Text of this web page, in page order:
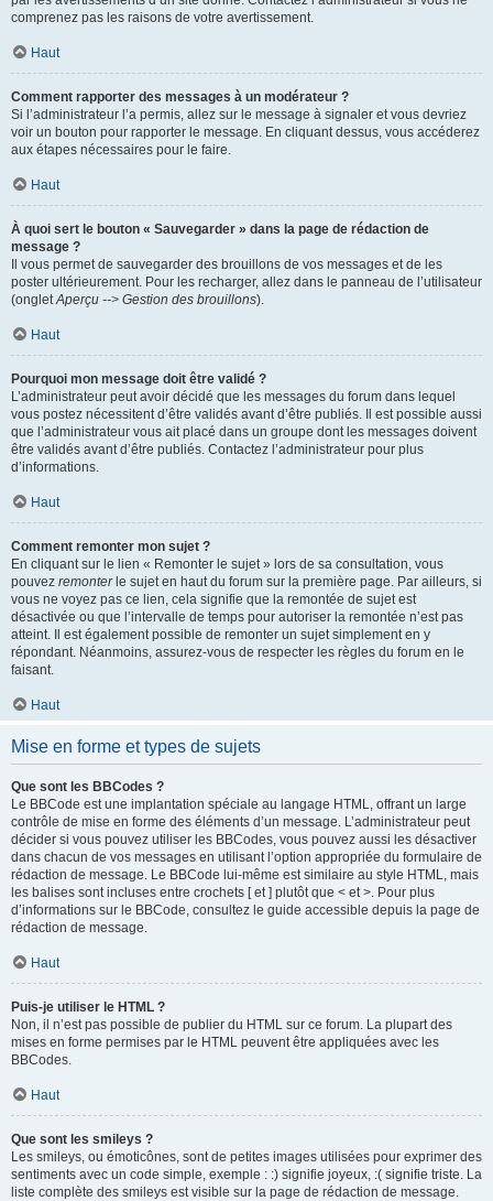
comprenez pas les raisons de votre avertissement.
Haut
Comment rapporter des messages à un modérateur ?
Si l’administrateur l’a permis, allez sur le message à signaler et vous devriez
voir un bouton pour rapporter le message. En cliquant dessus, vous accéderez
aux étapes nécessaires pour le faire.
Haut
À quoi sert le bouton « Sauvegarder » dans la page de rédaction de
message ?
Il vous permet de sauvegarder des brouillons de vos messages et de les
poster ultérieurement. Pour les recharger, allez dans le panneau de l’utilisateur
(ongletAperçu --> Gestion des brouillons).
Haut
Pourquoi mon message doit être validé ?
L’administrateur peut avoir décidé que les messages du forum dans lequel
vous postez nécessitent d’être validés avant d’être publiés. Il est possible aussi
que l’administrateur vous ait placé dans un groupe dont les messages doivent
être validés avant d’être publiés. Contactez l’administrateur pour plus
d’informations.
Haut
Comment remonter mon sujet ?
En cliquant sur le lien « Remonter le sujet » lors de sa consultation, vous
pouvez remonterle sujet en haut du forum sur la première page. Par ailleurs, si
vous ne voyez pas ce lien, cela signifie que la remontée de sujet est
désactivée ou que l’intervalle de temps pour autoriser la remontée n’est pas
atteint. Il est également possible de remonter un sujet simplement en y
répondant. Néanmoins, assurez-vous de respecter les règles du forum en le
faisant.
Haut
Mise en forme et types de sujets
Que sont les BBCodes ?
Le BBCode est une implantation spéciale au langage HTML, offrant un large
contrôle de mise en forme des éléments d’un message. L’administrateur peut
décider si vous pouvez utiliser les BBCodes, vous pouvez aussi les désactiver
dans chacun de vos messages en utilisant l’option appropriée du formulaire de
rédaction de message. Le BBCode lui-même est similaire au style HTML, mais
les balises sont incluses entre crochets [ et ] plutôt que < et >. Pour plus
d’informations sur le BBCode, consultez le guide accessible depuis la page de
rédaction de message.
Haut
Puis-je utiliser le HTML ?
Non, il n’est pas possible de publier du HTML sur ce forum. La plupart des
mises en forme permises par le HTML peuvent être appliquées avec les
BBCodes.
Haut
Que sont les smileys ?
Les smileys, ou émoticônes, sont de petites images utilisées pour exprimer des
sentiments avec un code simple, exemple : :) signifie joyeux, :( signifie triste. La
liste complète des smileys est visible sur la page de rédaction de message.